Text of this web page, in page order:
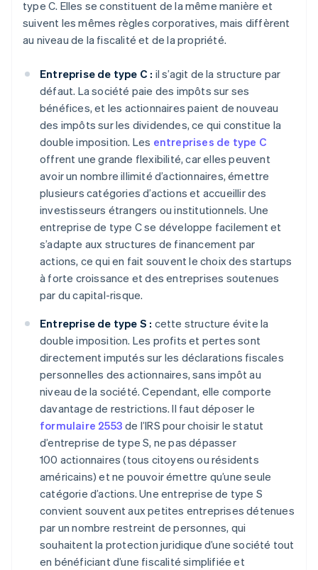
type C. Elles se constituent de la même manière et
suivent les mêmes règles corporatives, mais diffèrent
au niveau de la fiscalité et de la propriété.
Entreprise de type C : il s’agit de la structure par
défaut. La société paie des impôts sur ses
bénéfices, et les actionnaires paient de nouveau
des impôts sur les dividendes, ce qui constitue la
double imposition. Les entreprises de type C
offrent une grande flexibilité, car elles peuvent
avoir un nombre illimité d’actionnaires, émettre
plusieurs catégories d’actions et accueillir des
investisseurs étrangers ou institutionnels. Une
entreprise de type C se développe facilement et
s’adapte aux structures de financement par
actions, ce qui en fait souvent le choix des startups
à forte croissance et des entreprises soutenues
par du capital-risque.
Entreprise de type S : cette structure évite la
double imposition. Les profits et pertes sont
directement imputés sur les déclarations fiscales
personnelles des actionnaires, sans impôt au
niveau de la société. Cependant, elle comporte
davantage de restrictions. Il faut déposer le
formulaire 2553 de l’IRS pour choisir le statut
d’entreprise de type S, ne pas dépasser
100 actionnaires (tous citoyens ou résidents
américains) et ne pouvoir émettre qu’une seule
catégorie d’actions. Une entreprise de type S
convient souvent aux petites entreprises détenues
par un nombre restreint de personnes, qui
souhaitent la protection juridique d’une société tout
en bénéficiant d’une fiscalité simplifiée et